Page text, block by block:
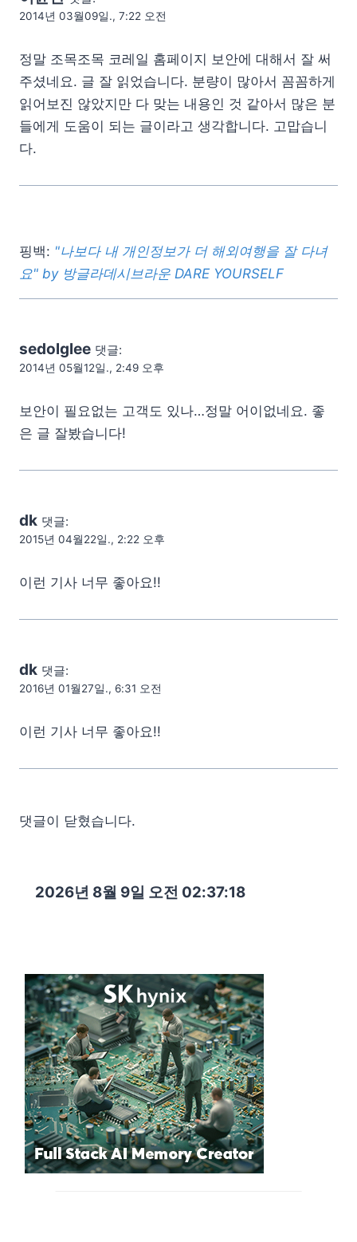
2014년 03월09일., 7:22 오전
정말 조목조목 코레일 홈페이지 보안에 대해서 잘 써
주셨네요. 글 잘 읽었습니다. 분량이 많아서 꼼꼼하게
읽어보진 않았지만 다 맞는 내용인 것 같아서 많은 분
들에게 도움이 되는 글이라고 생각합니다. 고맙습니
다.
핑백: "나보다 내 개인정보가 더 해외여행을 잘 다녀
요" by 방글라데시브라운 DARE YOURSELF
sedolglee 댓글:
2014년 05월12일., 2:49 오후
보안이 필요없는 고객도 있나…정말 어이없네요. 좋
은 글 잘봤습니다!
dk 댓글:
2015년 04월22일., 2:22 오후
이런 기사 너무 좋아요!!
dk 댓글:
2016년 01월27일., 6:31 오전
이런 기사 너무 좋아요!!
댓글이 닫혔습니다.
2026년 8월 9일 오전 02:37:19